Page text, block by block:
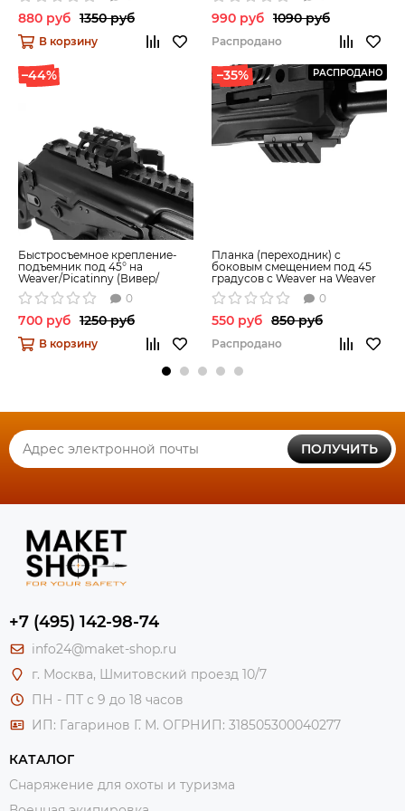
880 руб 1350 руб
В корзину
–44%
Быстросъемное крепление-
подъемник под 45° на
Weaver/Picatinny (Вивер/
Пикатинни) 40 мм
0
700 руб 1250 руб
В корзину
990 руб 1090 руб
Распродано
–35% РАСПРОДАНО
Планка (переходник) с
боковым смещением под 45
градусов с Weaver на Weaver
55 мм
0
550 руб 850 руб
Распродано
ПОЛУЧИТЬ
+7 (495) 142-98-74
info24@maket-shop.ru
г. Москва, Шмитовский проезд 10/7
ПН - ПТ с 9 до 18 часов
ИП: Гагаринов Г. М. ОГРНИП: 318505300040277
КАТАЛОГ
Снаряжение для охоты и туризма